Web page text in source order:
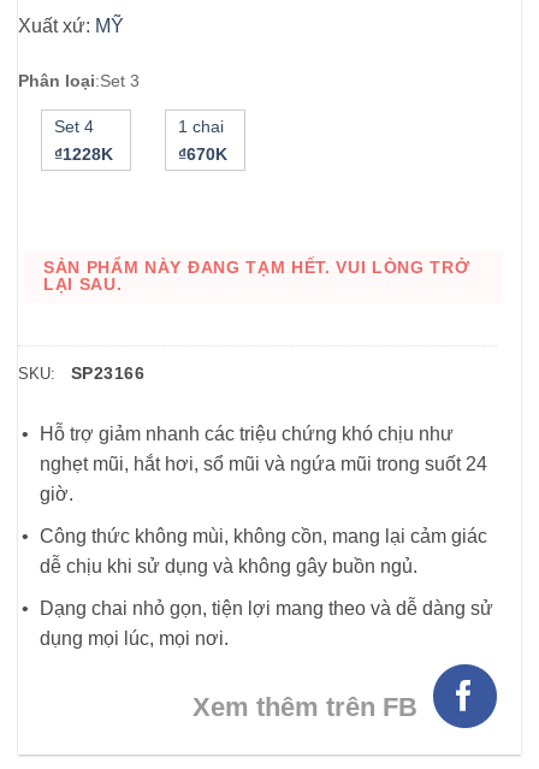
Xuất xứ: MỸ
Phân loại:Set 3
Set 4
₫1228K
1 chai
₫670K
SẢN PHẨM NÀY ĐANG TẠM HẾT. VUI LÒNG TRỞ
LẠI SAU.
SKU: SP23166
Hỗ trợ giảm nhanh các triệu chứng khó chịu như
nghẹt mũi, hắt hơi, sổ mũi và ngứa mũi trong suốt 24
giờ.
Công thức không mùi, không cồn, mang lại cảm giác
dễ chịu khi sử dụng và không gây buồn ngủ.
Dạng chai nhỏ gọn, tiện lợi mang theo và dễ dàng sử
dụng mọi lúc, mọi nơi.
Xem thêm trên FB